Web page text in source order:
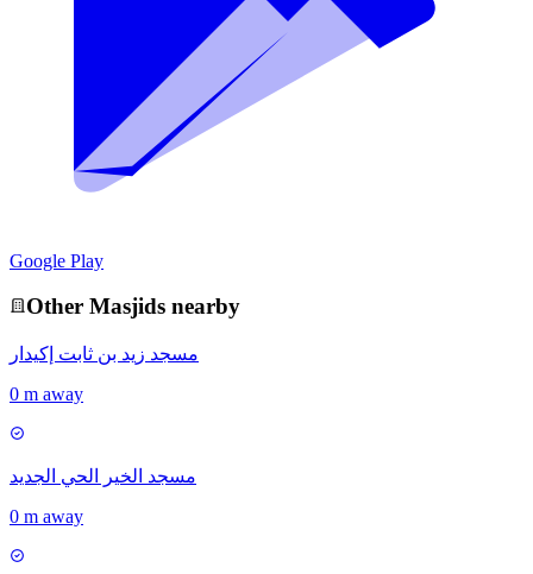
Google Play
Other Masjids nearby
مسجد زيد بن ثابت إكيدار
0 m away
مسجد الخير الحي الجديد
0 m away